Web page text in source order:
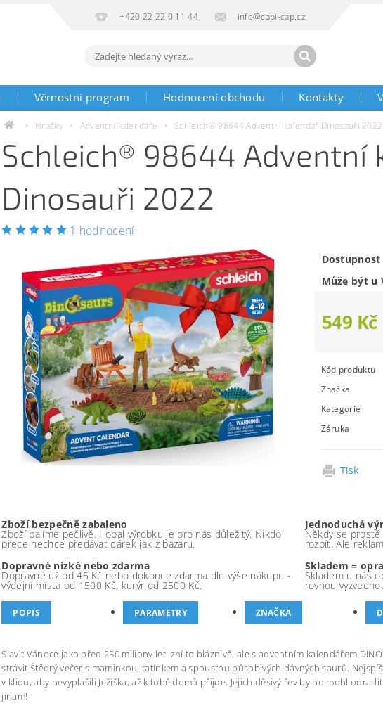
+420 22 22 0 11 44 info@capi-cap.cz
Věrnostní program Hodnocení obchodu Kontakty
Hračky Adventní kalendáře Schleich® 98644 Adventní kalendář Dinosauři 2022
Schleich® 98644 Adventní
Dinosauři 2022
1 hodnocení
Dostupnost
Může být u
549 Kč
Kód produktu
Značka
Kategorie
Záruka
Tisk
Zboží bezpečně zabaleno
Zboží balíme pečlivě. I obal výrobku je pro nás důležitý. Nikdo
přece nechce předávat dárek jak z bazaru.
Jednoduchá
Někdy se
rozbít. Ale
Dopravné nízké nebo zdarma
Dopravné už od 45 Kč nebo dokonce zdarma dle výše nákupu -
výdejní místa od 1500 Kč, kurýr od 2500 Kč.
Skladem =
Skladem u nás
rovnou
POPIS PARAMETRY ZNAČKA
Slavit Vánoce jako před 250 miliony let: zní to bláznivě, ale s adventním kalendářem
strávit Štědrý večer s maminkou, tatínkem a spoustou působivých dávných saurů.
v klidu, aby nevyplašili Ježíška, až k tobě domů přijde. Jejich děsivý řev by ho mohl
jinam!